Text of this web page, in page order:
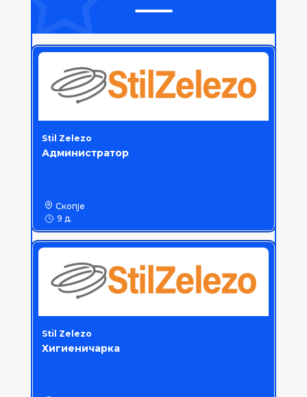
Stil Zelezo
Администратор
Скопје
9 д.
Stil Zelezo
Хигиеничарка